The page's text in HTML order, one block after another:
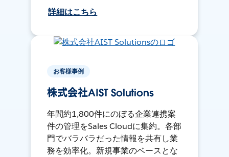
詳細はこちら
お客様事例
株式会社AIST Solutions
年間約1,800件にのぼる企業連携案
件の管理をSales Cloudに集約。各部
門でバラバラだった情報を共有し業
務を効率化。新規事業のベースとな